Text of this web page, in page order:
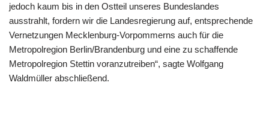
jedoch kaum bis in den Ostteil unseres Bundeslandes
ausstrahlt, fordern wir die Landesregierung auf, entsprechende
Vernetzungen Mecklenburg-Vorpommerns auch für die
Metropolregion Berlin/Brandenburg und eine zu schaffende
Metropolregion Stettin voranzutreiben“, sagte Wolfgang
Waldmüller abschließend.